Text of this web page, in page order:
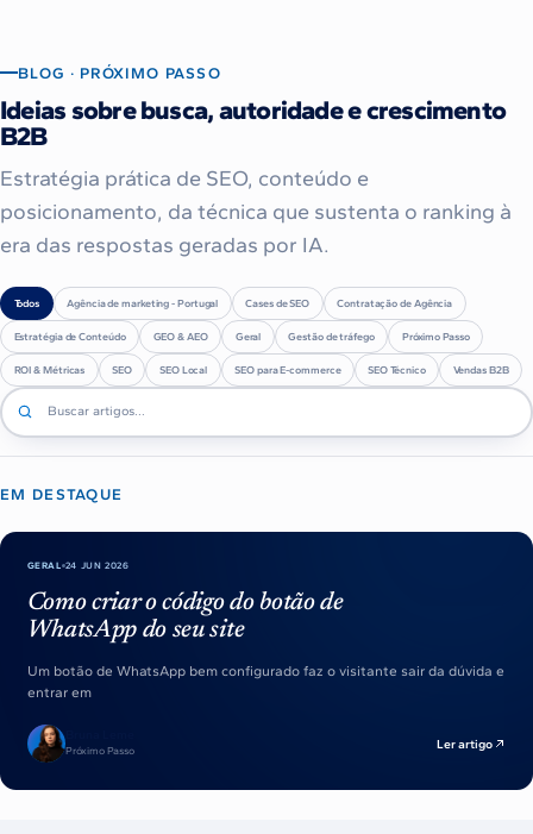
BLOG · PRÓXIMO PASSO
Ideias sobre busca, autoridade e crescimento
B2B
Estratégia prática de SEO, conteúdo e
posicionamento, da técnica que sustenta o ranking à
era das respostas geradas por IA.
Todos Agência de marketing - Portugal Cases de SEO Contratação de Agência
Estratégia de Conteúdo GEO & AEO Geral Gestão de tráfego Próximo Passo
ROI & Métricas SEO SEO Local SEO para E-commerce SEO Técnico Vendas B2B
EM DESTAQUE
GERAL 24 JUN 2026
Como criar o código do botão de
WhatsApp do seu site
Um botão de WhatsApp bem configurado faz o visitante sair da dúvida e
entrar em
Bruna Leme
Próximo Passo Ler artigo